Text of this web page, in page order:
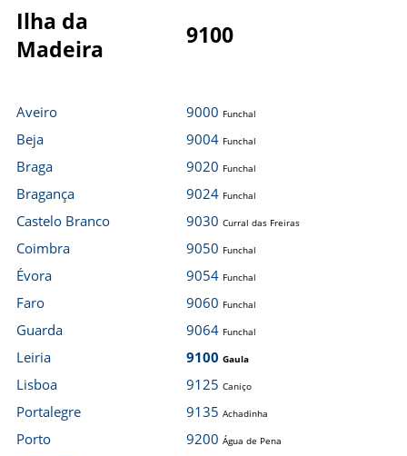
Ilha da
Madeira
9100
Aveiro
Beja
Braga
Bragança
Castelo Branco
Coimbra
Évora
Faro
Guarda
Leiria
Lisboa
Portalegre
Porto
9000 Funchal
9004 Funchal
9020 Funchal
9024 Funchal
9030 Curral das Freiras
9050 Funchal
9054 Funchal
9060 Funchal
9064 Funchal
9100 Gaula
9125 Caniço
9135 Achadinha
9200 Água de Pena